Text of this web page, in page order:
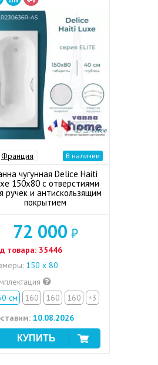
Франция В наличии
чугунная Delice Haiti
150x80 с отверстиями
ручек и антискользящим
покрытием
72 000 ₽
товара: 35446
150 х 80
см
160 160 160
+3
10.08.2026